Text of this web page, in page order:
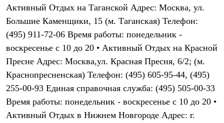
Брюки
Рубашки
Футболки
Брюки
Термобелье
Теплое термобелье
Среднее термобелье
Легкое термобелье
Флисовая одежда
Куртки
Брюки
Активный Отдых на Таганской Адрес: Москва, ул.
Большие Каменщики, 15 (м. Таганская) Телефон:
(495) 911-72-06 Время работы: понедельник -
воскресенье с 10 до 20 • Активный Отдых на Красной
Пресне Адрес: Москва,ул. Красная Пресня, 6/2; (м.
Краснопресненская) Телефон: (495) 605-95-44, (495)
255-00-93 Единая справочная служба: (495) 505-00-33
Время работы: понедельник - воскресенье с 10 до 20 •
Активный Отдых в Нижнем Новгороде Адрес: г.